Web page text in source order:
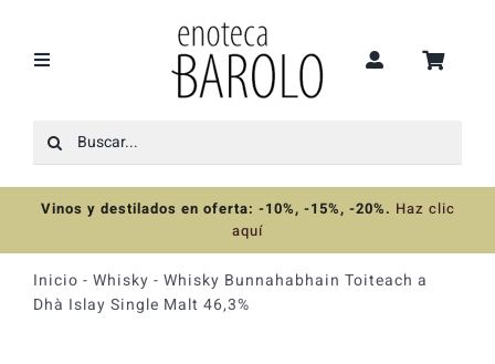
contenido
Toggle
Recomendaciones
Ofertas
Colecciones
Buscar:
Vinos y destilados en oferta: -10%, -15%, -20%. Haz clic
aquí
Inicio - Whisky - Whisky Bunnahabhain Toiteach a
Dhà Islay Single Malt 46,3%